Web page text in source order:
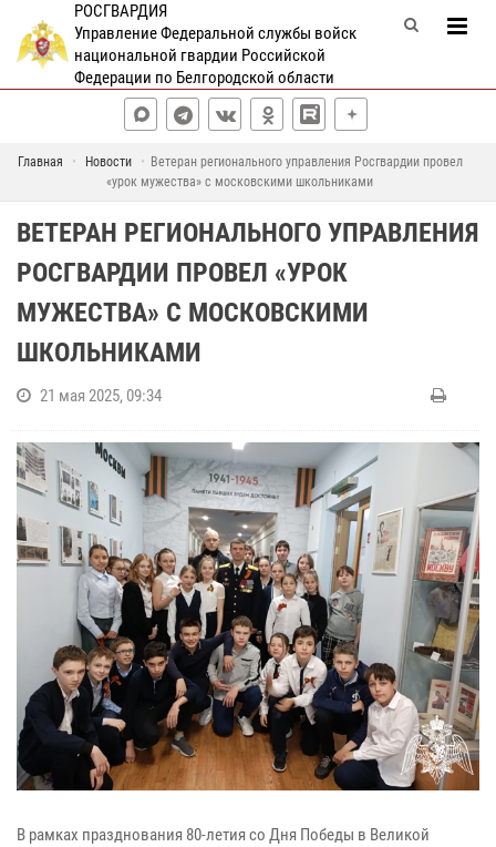
РОСГВАРДИЯ
Управление Федеральной службы войск
национальной гвардии Российской
Федерации по Белгородской области
Главная Новости
Ветеран регионального управления Росгвардии провел
«урок мужества» с московскими школьниками
ВЕТЕРАН РЕГИОНАЛЬНОГО УПРАВЛЕНИЯ
РОСГВАРДИИ ПРОВЕЛ «УРОК
МУЖЕСТВА» С МОСКОВСКИМИ
ШКОЛЬНИКАМИ
21 мая 2025, 09:34
В рамках празднования 80-летия со Дня Победы в Великой